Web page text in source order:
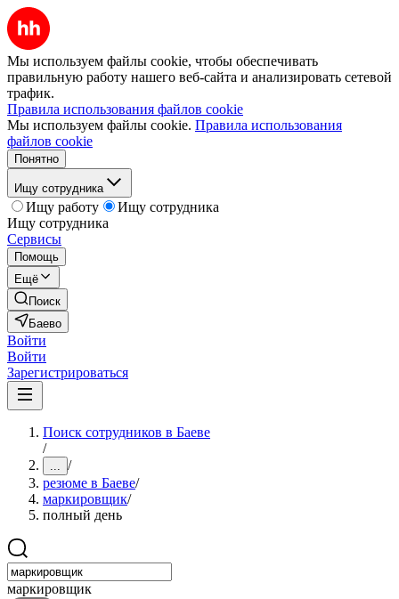
Мы используем файлы cookie, чтобы обеспечивать
правильную работу нашего веб-сайта и анализировать сетевой
трафик.
Правила использования файлов cookie
Мы используем файлы cookie. Правила использования
файлов cookie
Понятно
Ищу сотрудника
Ищу работу
Ищу сотрудника
Ищу сотрудника
Сервисы
Помощь
Ещё
Поиск
Баево
Войти
Войти
Зарегистрироваться
Поиск сотрудников в Баеве
/
... /
резюме в Баеве/
маркировщик/
полный день
маркировщик